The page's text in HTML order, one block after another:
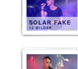
SOLAR FAKE
12 BILDER